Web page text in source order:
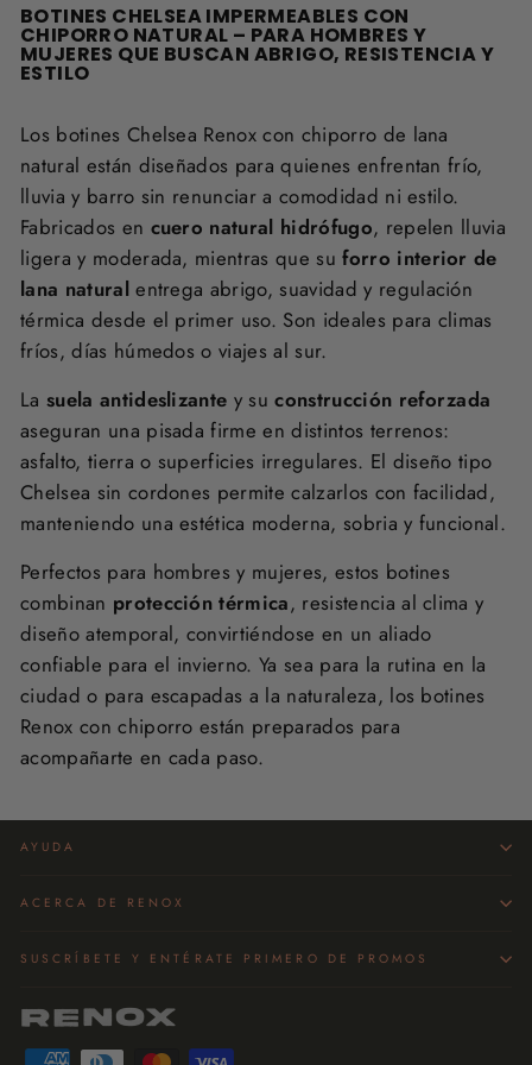
BOTINES CHELSEA IMPERMEABLES CON
CHIPORRO NATURAL – PARA HOMBRES Y
MUJERES QUE BUSCAN ABRIGO, RESISTENCIA Y
ESTILO
Los botines Chelsea Renox con chiporro de lana
natural están diseñados para quienes enfrentan frío,
lluvia y barro sin renunciar a comodidad ni estilo.
Fabricados en cuero natural hidrófugo, repelen lluvia
ligera y moderada, mientras que suforro interior de
lana naturalentrega abrigo, suavidad y regulación
térmica desde el primer uso. Son ideales para climas
fríos, días húmedos o viajes al sur.
La suela antideslizante y suconstrucción reforzada
aseguran una pisada firme en distintos terrenos:
asfalto, tierra o superficies irregulares. El diseño tipo
Chelsea sin cordones permite calzarlos con facilidad,
manteniendo una estética moderna, sobria y funcional.
Perfectos para hombres y mujeres, estos botines
combinan protección térmica, resistencia al clima y
diseño atemporal, convirtiéndose en un aliado
confiable para el invierno. Ya sea para la rutina en la
ciudad o para escapadas a la naturaleza, los botines
Renox con chiporro están preparados para
acompañarte en cada paso.
AYUDA
ACERCA DE RENOX
SUSCRÍBETE Y ENTÉRATE PRIMERO DE PROMOS